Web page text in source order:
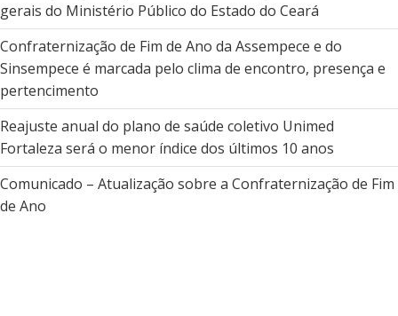
gerais do Ministério Público do Estado do Ceará
Confraternização de Fim de Ano da Assempece e do
Sinsempece é marcada pelo clima de encontro, presença e
pertencimento
Reajuste anual do plano de saúde coletivo Unimed
Fortaleza será o menor índice dos últimos 10 anos
Comunicado – Atualização sobre a Confraternização de Fim
de Ano